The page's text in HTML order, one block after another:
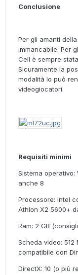
Conclusione
Per gli amanti
immancabile. Per
Cell è sempre
Sicuramente la
modalità lo può
videogiocatori.
Requisiti minimi
Sistema operativo:
anche 8
Processore: Intel
Athlon X2 5600+
Ram: 2 GB
Scheda video: 512
compatibile con
DirectX: 10 (o più